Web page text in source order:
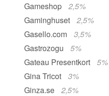
Gameshop
2,5%
Gaminghuset
2,5%
Gasello.com
3,5%
Gastrozogu
5%
Gateau Presentkort
5%
Gina Tricot
3%
Ginza.se
2,5%